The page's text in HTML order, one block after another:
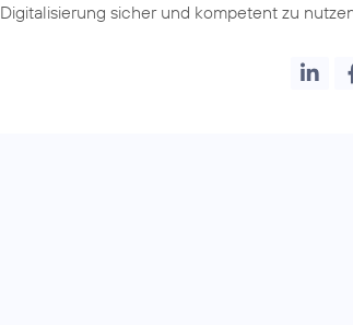
Digitalisierung sicher und kompetent zu